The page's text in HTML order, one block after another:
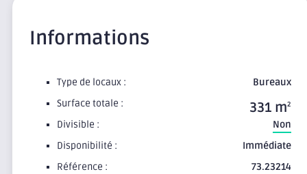
Informations
Type de locaux :
Bureaux
Surface totale :
331 m2
Divisible :
Non
Disponibilité :
Immédiate
Référence :
73.23214